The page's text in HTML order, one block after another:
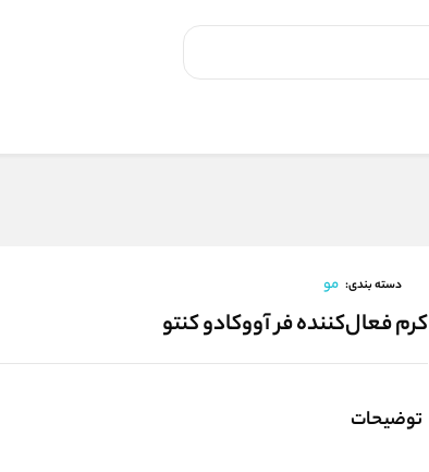
دسته بندی: مو
کرم فعال‌کننده فر آووکادو کنتو
توضیحات